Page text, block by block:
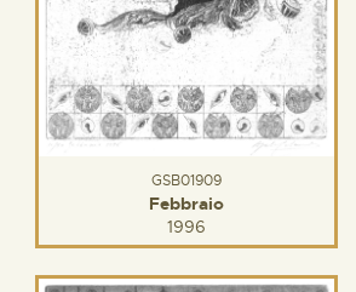
GSB01909
Febbraio
1996